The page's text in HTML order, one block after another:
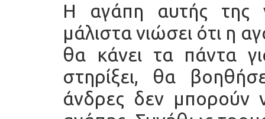
Η αγάπη αυτής της
μάλιστα νιώσει ότι η
θα κάνει τα πάντα
στηρίξει, θα
άνδρες δεν μπορούν